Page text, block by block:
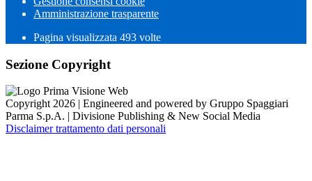
Amministrazione trasparente
Pagina visualizzata 493 volte
Sezione Copyright
Copyright 2026 | Engineered and powered by Gruppo Spaggiari
Parma S.p.A. | Divisione Publishing & New Social Media
Disclaimer trattamento dati personali